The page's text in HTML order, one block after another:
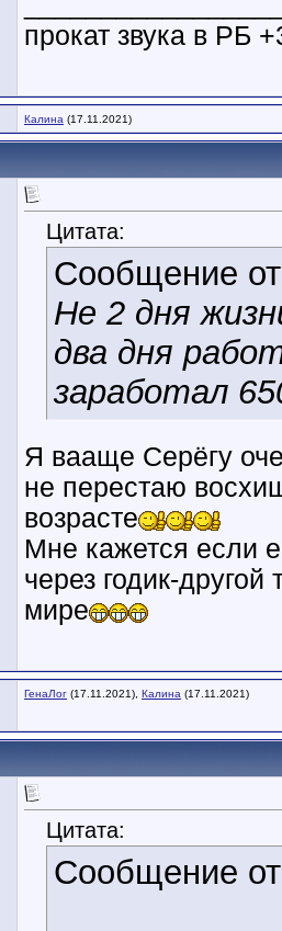
прокат звука в РБ
Калина (17.11.2021)
Цитата:
Сообщение
Не 2 дня
два дня
заработал
Я вааще Серёгу
не перестаю
возрасте
Мне кажется если
через годик-
мире
ГенаЛог (17.11.2021), Калина (17.11.2021)
Цитата:
Сообщение